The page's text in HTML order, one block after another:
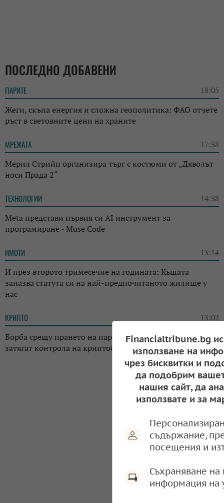
ПОСЛЕДНО ДОБАВЕНИ
ПАРИТЕ 18:05
Жеги, скъпа енергия и сложна геополитика: ФАО отчете
ръст в световните цени на храните
МРЕЖАТА 17:38
Мерил Стрийп организира търг с костюми от „Дяволът
носи Прада 2“
ТЕХНОЛОГИИ 14:38
Meta представи първия си AI инструмент за
програмиране - Muse Code
ИМОТИ 13:14
И през второто тримесечие на годината: Къщата
запазва статута си на най-предпочитаното жилище у
нас
КРИПТО 13:02
Борба срещу прането на пари: Регулаторите в Япония
затягат контрола на криптоборсите в страната
Financialtribune.bg
използване на
чрез бисквитки и
да подобрим
нашия сайт, да
използвате и за
съдържание,
посещения и
Съхраняване
информация на